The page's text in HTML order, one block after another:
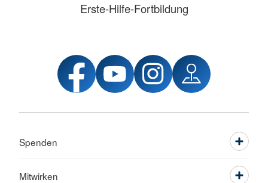
Erste-Hilfe-Fortbildung
Spenden
Mitwirken